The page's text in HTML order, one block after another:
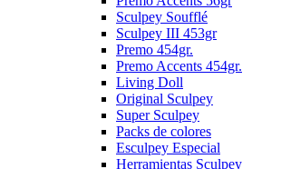
Sculpey Soufflé
Sculpey III 453gr
Premo 454gr.
Premo Accents 454gr.
Living Doll
Original Sculpey
Super Sculpey
Packs de colores
Esculpey Especial
Herramientas Sculpey